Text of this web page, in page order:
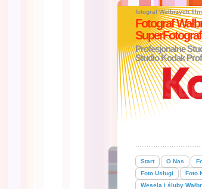
fotograf Wałbrzych
Fotograf
Profesjonalne
Studio Kodak
Start O Nas
Foto Usługi
Foto
Wesela i śluby